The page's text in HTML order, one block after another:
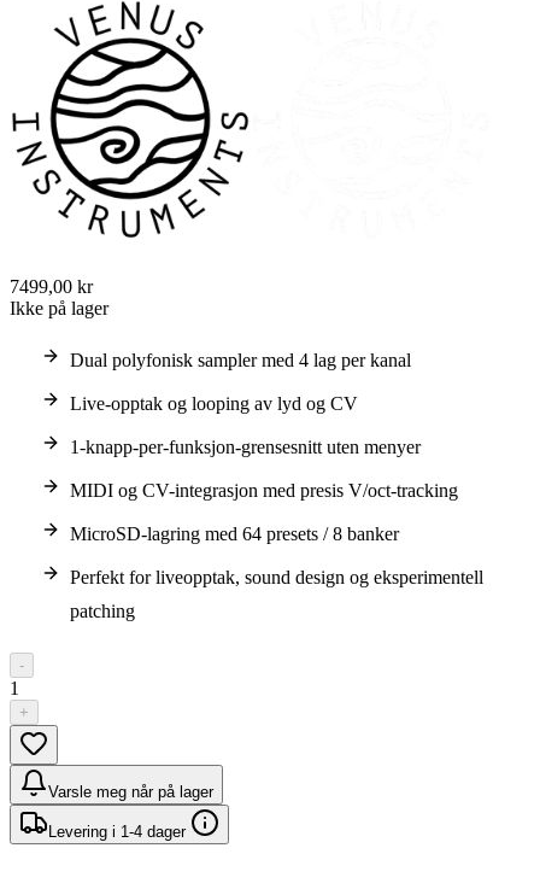
7499,00 kr
Ikke på lager
Dual polyfonisk sampler med 4 lag per kanal
Live-opptak og looping av lyd og CV
1-knapp-per-funksjon-grensesnitt uten menyer
MIDI og CV-integrasjon med presis V/oct-tracking
MicroSD-lagring med 64 presets / 8 banker
Perfekt for liveopptak, sound design og eksperimentell
patching
-
1
+
Varsle meg når på lager
Levering i 1-4 dager